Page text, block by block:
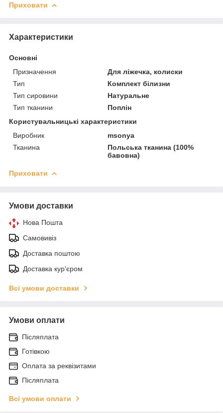
Приховати
Характеристики
Основні
Призначення
Для ліжечка, колиски
Тип
Комплект білизни
Тип сировини
Натуральне
Тип тканини
Поплін
Користувальницькі характеристики
Виробник
msonya
Тканина
Польська тканина (100%
бавовна)
Приховати
Умови доставки
Нова Пошта
Самовивіз
Доставка поштою
Доставка кур'єром
Всі умови доставки
Умови оплати
Післяплата
Готівкою
Оплата за реквізитами
Післяплата
Всі умови оплати